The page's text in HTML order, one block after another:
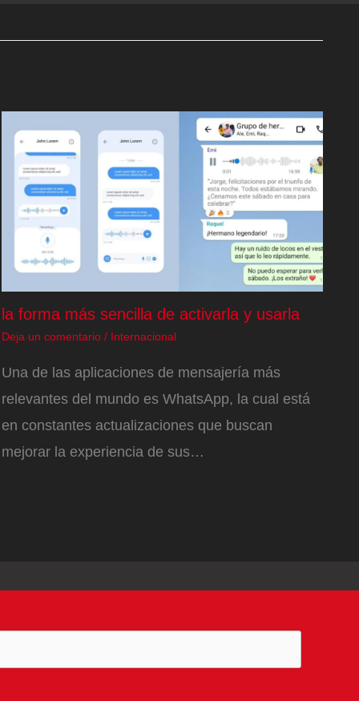
la forma más sencilla de activarla y usarla
Deja un comentario / Internacional
Una de las aplicaciones de mensajería más
relevantes del mundo es WhatsApp, la cual está
en constantes actualizaciones que buscan
mejorar la experiencia de sus…